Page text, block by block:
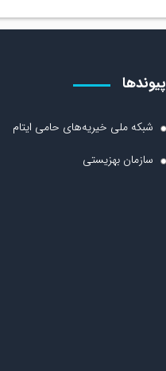
پیوندها
شبکه ملی خیریه‌های حامی ایتام
سازمان بهزیستی